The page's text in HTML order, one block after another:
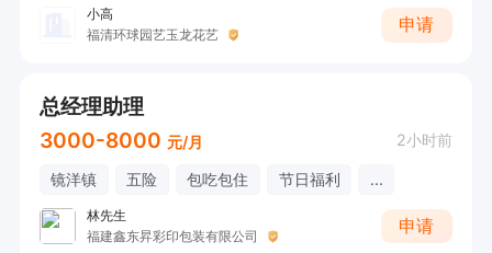
小高
福清环球园艺玉龙花艺
申请
总经理助理
3000-8000 元/月 2小时前
镜洋镇 五险 包吃包住 节日福利 ...
林先生
福建鑫东昇彩印包装有限公司
申请